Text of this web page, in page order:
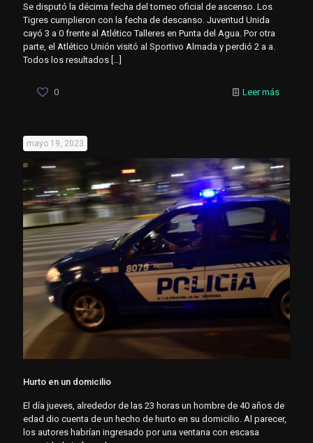
Se disputó la décima fecha del torneo oficial de ascenso. Los
Tigres cumplieron con la fecha de descanso. Juventud Unida
cayó 3 a 0 frente al Atlético Talleres en Punta del Agua. Por otra
parte, el Atlético Unión visitó al Sportivo Almada y perdió 2 a a.
Todos los resultados
0 Leer más
mayo 19, 2023
Hurto en un domicilio
El día jueves, alrededor de las 23 horas un hombre de 40 años de
edad dio cuenta de un hecho de hurto en su domicilio. Al parecer,
los autores habrían ingresado por una ventana con escasa